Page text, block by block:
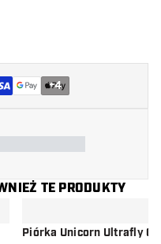
+4
TE PRODUKTY
do listy życzeń
Piórka Unicorn Ultrafly